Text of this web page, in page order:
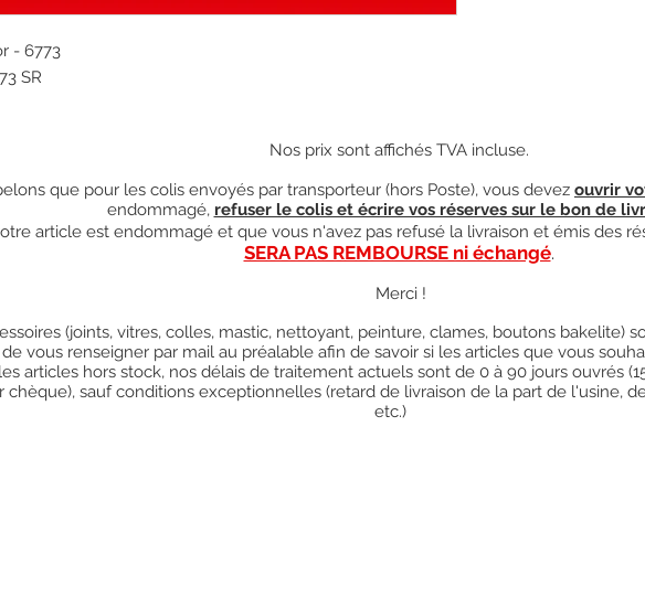
- 6773
SR
Nos prix sont affichés TVA incluse.
que pour les colis envoyés par transporteur (hors Poste), vous devez ouvrir
endommagé, refuser le colis et écrire vos réserves sur le bon de
article est endommagé et que vous n'avez pas refusé la livraison et émis des
SERA PAS REMBOURSE ni échangé.
Merci !
(joints, vitres, colles, mastic, nettoyant, peinture, clames, boutons bakelite)
vous renseigner par mail au préalable afin de savoir si les articles que vous
articles hors stock, nos délais de traitement actuels sont de 0 à 90 jours ouvrés
sauf conditions exceptionnelles (retard de livraison de la part de l'usine,
etc.)